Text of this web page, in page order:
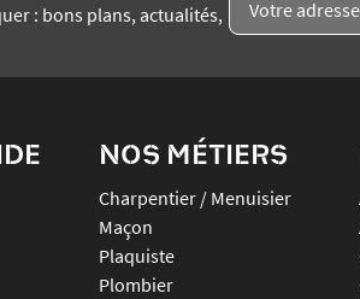
: bons plans, actualités,
NOS MÉTIERS
Charpentier / Menuisier
Maçon
Plaquiste
Plombier